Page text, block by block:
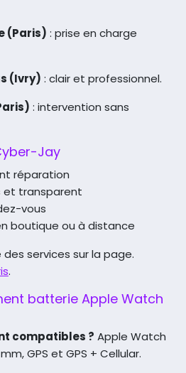
(Paris) : prise en charge
(Ivry) : clair et professionnel.
: intervention sans
Jay
réparation
et transparent
vous
boutique ou à distance
des services sur la page.
.
batterie Apple Watch
compatibles ? Apple Watch
GPS et GPS + Cellular.